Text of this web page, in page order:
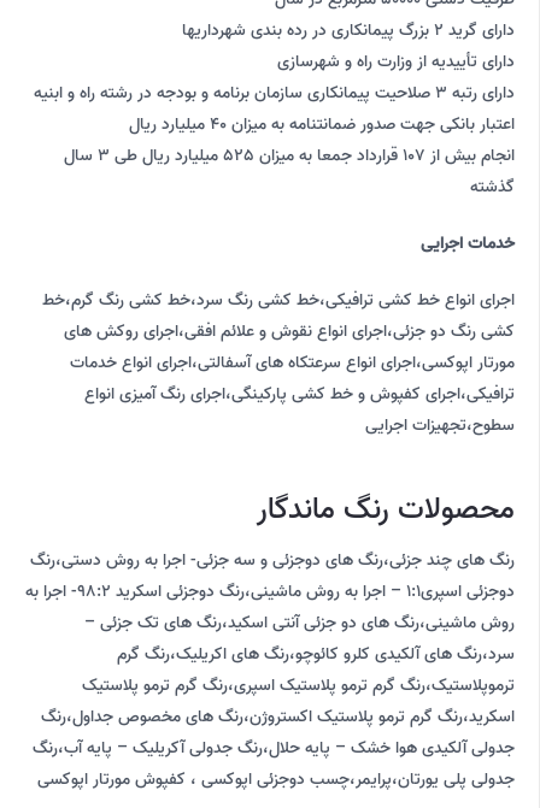
دارای گرید 2 بزرگ پیمانکاری در رده بندی شهرداریها
دارای تأییدیه از وزارت راه و شهرسازی
دارای رتبه 3 صلاحیت پیمانکاری سازمان برنامه و بودجه در رشته راه و ابنیه
اعتبار بانکی جهت صدور ضمانتنامه به میزان 40 میلیارد ریال
انجام بیش از 107 قرارداد جمعا به میزان 525 میلیارد ریال طی 3 سال
گذشته
خدمات اجرایی
اجرای انواع خط کشی ترافیکی،خط کشی رنگ سرد،خط کشی رنگ گرم،خط
کشی رنگ دو جزئی،اجرای انواع نقوش و علائم افقی،اجرای روکش های
مورتار اپوکسی،اجرای انواع سرعتکاه های آسفالتی،اجرای انواع خدمات
ترافیکی،اجرای کفپوش و خط کشی پارکینگی،اجرای رنگ آمیزی انواع
سطوح،تجهیزات اجرایی
محصولات رنگ ماندگار
رنگ های چند جزئی،رنگ های دوجزئی و سه جزئی- اجرا به روش دستی،رنگ
دوجزئی اسپری1:1 – اجرا به روش ماشینی،رنگ دوجزئی اسکرید 98:2- اجرا به
روش ماشینی،رنگ های دو جزئی آنتی اسکید،رنگ های تک جزئی –
سرد،رنگ های آلکیدی کلرو کائوچو،رنگ های اکریلیک،رنگ گرم
ترموپلاستیک،رنگ گرم ترمو پلاستیک اسپری،رنگ گرم ترمو پلاستیک
اسکرید،رنگ گرم ترمو پلاستیک اکستروژن،رنگ های مخصوص جداول،رنگ
جدولی آلکیدی هوا خشک – پایه حلال،رنگ جدولی آکریلیک – پایه آب،رنگ
جدولی پلی یورتان،پرایمر،چسب دوجزئی اپوکسی ، کفپوش مورتار اپوکسی